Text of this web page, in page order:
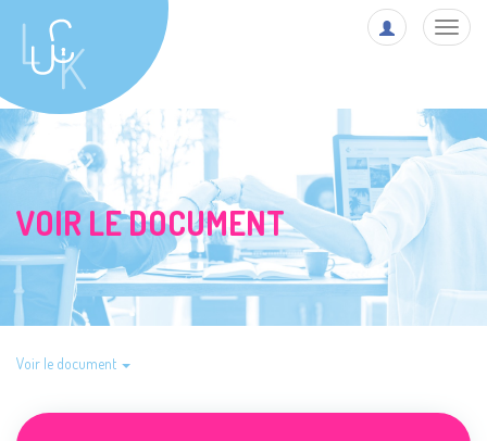
VOIR LE DOCUMENT
Voir le document